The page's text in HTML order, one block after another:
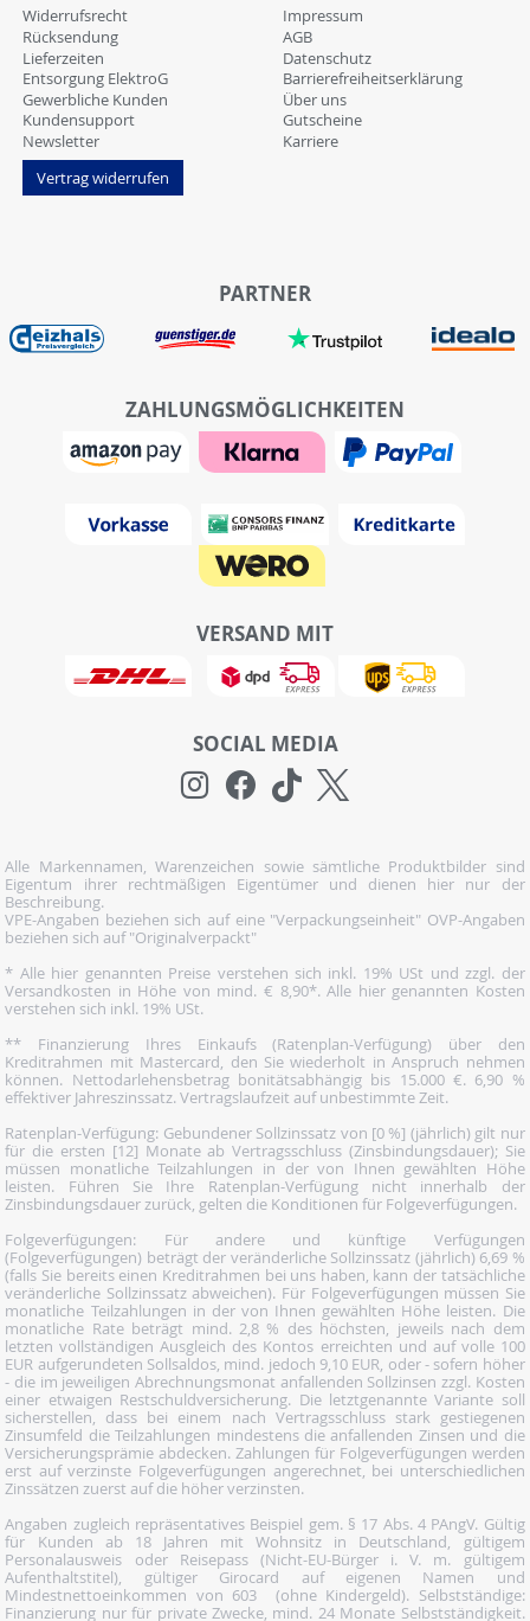
Widerrufsrecht
Rücksendung
Lieferzeiten
Entsorgung ElektroG
Gewerbliche Kunden
Kundensupport
Newsletter
Vertrag widerrufen
Impressum
AGB
Datenschutz
Barrierefreiheitserklärung
Über uns
Gutscheine
Karriere
PARTNER
ZAHLUNGSMÖGLICHKEITEN
VERSAND MIT
SOCIAL MEDIA
Alle Markennamen, Warenzeichen sowie sämtliche Produktbilder sind
Eigentum ihrer rechtmäßigen Eigentümer und dienen hier nur der
Beschreibung.
VPE-Angaben beziehen sich auf eine "Verpackungseinheit" OVP-Angaben
beziehen sich auf "Originalverpackt"
* Alle hier genannten Preise verstehen sich inkl. 19% USt und zzgl. der
Versandkosten in Höhe von mind. € 8,90*. Alle hier genannten Kosten
verstehen sich inkl. 19% USt.
** Finanzierung Ihres Einkaufs (Ratenplan-Verfügung) über den
Kreditrahmen mit Mastercard, den Sie wiederholt in Anspruch nehmen
können. Nettodarlehensbetrag bonitätsabhängig bis 15.000 €. 6,90 %
effektiver Jahreszinssatz. Vertragslaufzeit auf unbestimmte Zeit.
Ratenplan-Verfügung: Gebundener Sollzinssatz von [0 %] (jährlich) gilt nur
für die ersten [12] Monate ab Vertragsschluss (Zinsbindungsdauer); Sie
müssen monatliche Teilzahlungen in der von Ihnen gewählten Höhe
leisten. Führen Sie Ihre Ratenplan-Verfügung nicht innerhalb der
Zinsbindungsdauer zurück, gelten die Konditionen für Folgeverfügungen.
Folgeverfügungen: Für andere und künftige Verfügungen
(Folgeverfügungen) beträgt der veränderliche Sollzinssatz (jährlich) 6,69 %
(falls Sie bereits einen Kreditrahmen bei uns haben, kann der tatsächliche
veränderliche Sollzinssatz abweichen). Für Folgeverfügungen müssen Sie
monatliche Teilzahlungen in der von Ihnen gewählten Höhe leisten. Die
monatliche Rate beträgt mind. 2,8 % des höchsten, jeweils nach dem
letzten vollständigen Ausgleich des Kontos erreichten und auf volle 100
EUR aufgerundeten Sollsaldos, mind. jedoch 9,10 EUR, oder - sofern höher
- die im jeweiligen Abrechnungsmonat anfallenden Sollzinsen zzgl. Kosten
einer etwaigen Restschuldversicherung. Die letztgenannte Variante soll
sicherstellen, dass bei einem nach Vertragsschluss stark gestiegenen
Zinsumfeld die Teilzahlungen mindestens die anfallenden Zinsen und die
Versicherungsprämie abdecken. Zahlungen für Folgeverfügungen werden
erst auf verzinste Folgeverfügungen angerechnet, bei unterschiedlichen
Zinssätzen zuerst auf die höher verzinsten.
Angaben zugleich repräsentatives Beispiel gem. § 17 Abs. 4 PAngV. Gültig
für Kunden ab 18 Jahren mit Wohnsitz in Deutschland, gültigem
Personalausweis oder Reisepass (Nicht-EU-Bürger i. V. m. gültigem
Aufenthaltstitel), gültiger Girocard auf eigenen Namen und
Mindestnettoeinkommen von 603  (ohne Kindergeld). Selbstständige:
Finanzierung nur für private Zwecke, mind. 24 Monate Selbstständigkeit.